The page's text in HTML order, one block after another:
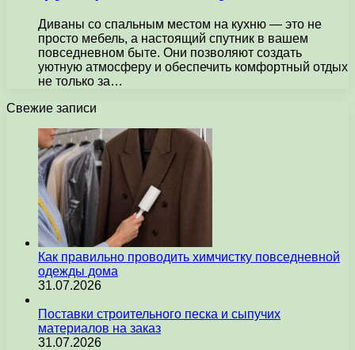
Диваны со спальным местом на кухню — это не
просто мебель, а настоящий спутник в вашем
повседневном быте. Они позволяют создать
уютную атмосферу и обеспечить комфортный отдых
не только за…
Свежие записи
Как правильно проводить химчистку повседневной
одежды дома
31.07.2026
Поставки строительного песка и сыпучих
материалов на заказ
31.07.2026